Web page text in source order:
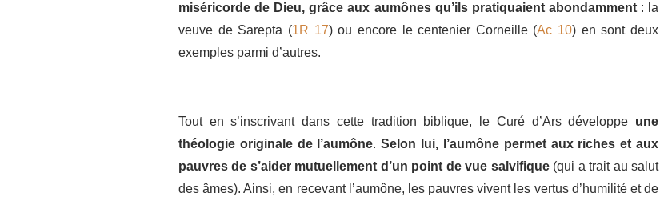
miséricorde de Dieu, grâce aux aumônes qu’ils pratiquaient abondamment: la
veuve de Sarepta (1R 17) ou encore le centenier Corneille (Ac 10) en sont deux
exemples parmi d’autres.
Tout en s’inscrivant dans cette tradition biblique, le Curé d’Ars développe une
théologie originale de l’aumône.Selon lui, l’aumône permet aux riches et aux
pauvres de s’aider mutuellement d’un point de vue salvifique(qui a trait au salut
des âmes). Ainsi, en recevant l’aumône, les pauvres vivent les vertus d’humilité et de